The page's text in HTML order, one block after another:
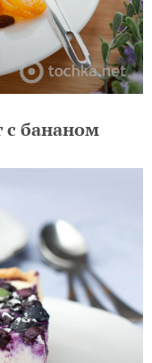
с бананом